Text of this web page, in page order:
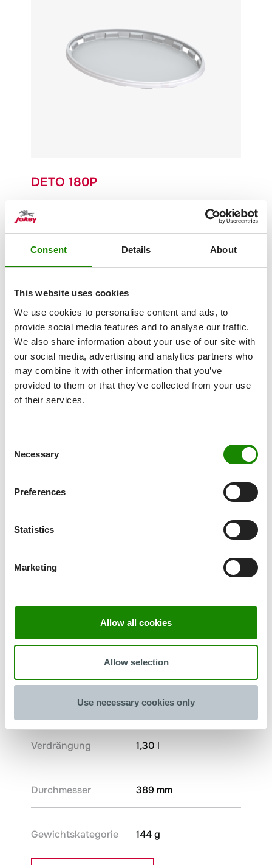
Consent Details About
This website uses cookies
We use cookies to personalise content and ads, to
provide social media features and to analyse our traffic.
We also share information about your use of our site with
our social media, advertising and analytics partners who
may combine it with other information that you’ve
provided to them or that they’ve collected from your use
of their services.
Selection
Necessary
Preferences
Statistics
Marketing
Allow all cookies
Allow selection
Use necessary cookies only
DETO 180P
Gewicht
Durchmesser
Gewichtskategorie 135 g
Datenblatt runterladen
DETO 180PR
144 g
Verdrängung 1,30 l
Durchmesser 389 mm
Gewichtskategorie 144 g